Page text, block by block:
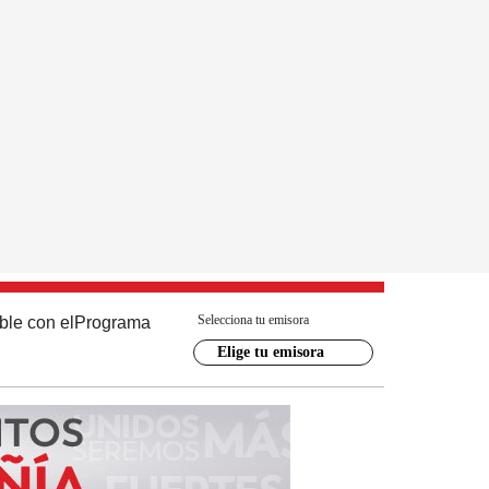
con el Programa Selecciona tu emisora
Elige tu emisora